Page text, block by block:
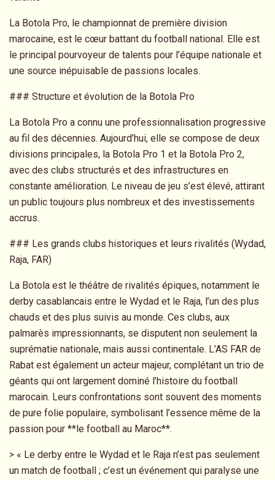
La Botola Pro, le championnat de première division
marocaine, est le cœur battant du football national. Elle est
le principal pourvoyeur de talents pour l’équipe nationale et
une source inépuisable de passions locales.
### Structure et évolution de la Botola Pro
La Botola Pro a connu une professionnalisation progressive
au fil des décennies. Aujourd’hui, elle se compose de deux
divisions principales, la Botola Pro 1 et la Botola Pro 2,
avec des clubs structurés et des infrastructures en
constante amélioration. Le niveau de jeu s’est élevé, attirant
un public toujours plus nombreux et des investissements
accrus.
### Les grands clubs historiques et leurs rivalités (Wydad,
Raja, FAR)
La Botola est le théâtre de rivalités épiques, notamment le
derby casablancais entre le Wydad et le Raja, l’un des plus
chauds et des plus suivis au monde. Ces clubs, aux
palmarès impressionnants, se disputent non seulement la
suprématie nationale, mais aussi continentale. L’AS FAR de
Rabat est également un acteur majeur, complétant un trio de
géants qui ont largement dominé l’histoire du football
marocain. Leurs confrontations sont souvent des moments
de pure folie populaire, symbolisant l’essence même de la
passion pour **le football au Maroc**.
> « Le derby entre le Wydad et le Raja n’est pas seulement
un match de football ; c’est un événement qui paralyse une